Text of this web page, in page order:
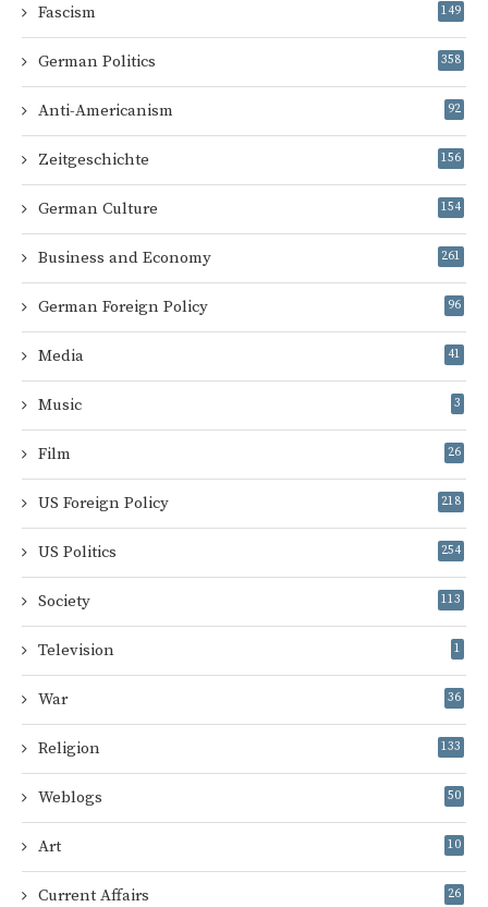
Fascism 149
German Politics 358
Anti-Americanism 92
Zeitgeschichte 156
German Culture 154
Business and Economy 261
German Foreign Policy 96
Media 41
Music 3
Film 26
US Foreign Policy 218
US Politics 254
Society 113
Television 1
War 36
Religion 133
Weblogs 50
Art 10
Current Affairs 26